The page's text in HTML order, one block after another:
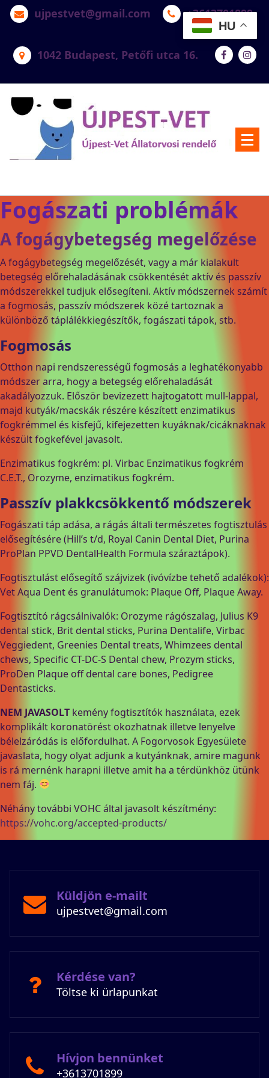
ujpestvet@gmail.com +3613701899
1042 Budapest, Petőfi utca 16.
Fogászati problémák
A fogágybetegség megelőzése
A fogágybetegség megelőzését, vagy a már kialakult
betegség előrehaladásának csökkentését aktív és passzív
módszerekkel tudjuk elősegíteni. Aktív módszernek számít
a fogmosás, passzív módszerek közé tartoznak a
különböző táplálékkiegészítők, fogászati tápok, stb.
Fogmosás
Otthon napi rendszerességű fogmosás a leghatékonyabb
módszer arra, hogy a betegség előrehaladását
akadályozzuk. Először bevizezett hajtogatott mull-lappal,
majd kutyák/macskák részére készített enzimatikus
fogkrémmel és kisfejű, kifejezetten kuyáknak/cicáknaknak
készült fogkefével javasolt.
Enzimatikus fogkrém: pl. Virbac Enzimatikus fogkrém
C.E.T., Orozyme, enzimatikus fogkrém.
Passzív plakkcsökkentő módszerek
Fogászati táp adása, a rágás általi természetes fogtisztulás
elősegítésére (Hill’s t/d, Royal Canin Dental Diet, Purina
ProPlan PPVD DentalHealth Formula száraztápok).
Fogtisztulást elősegítő szájvizek (ivóvízbe tehető adalékok):
Vet Aqua Dent és granulátumok: Plaque Off, Plaque Away.
Fogtisztító rágcsálnivalók: Orozyme rágószalag, Julius K9
dental stick, Brit dental sticks, Purina Dentalife, Virbac
Veggiedent, Greenies Dental treats, Whimzees dental
chews, Specific CT-DC-S Dental chew, Prozym sticks,
ProDen Plaque off dental care bones, Pedigree
Dentasticks.
NEM JAVASOLT kemény fogtisztítók használata, ezek
komplikált koronatörést okozhatnak illetve lenyelve
bélelzáródás is előfordulhat. A Fogorvosok Egyesülete
javaslata, hogy olyat adjunk a kutyánknak, amire magunk
is rá mernénk harapni illetve amit ha a térdünkhöz ütünk
nem fáj.
Néhány további VOHC által javasolt készítmény:
https://vohc.org/accepted-products/
Küldjön e-mailt
ujpestvet@gmail.com
Kérdése van?
Töltse ki ürlapunkat
Hívjon bennünket
+3613701899
HU